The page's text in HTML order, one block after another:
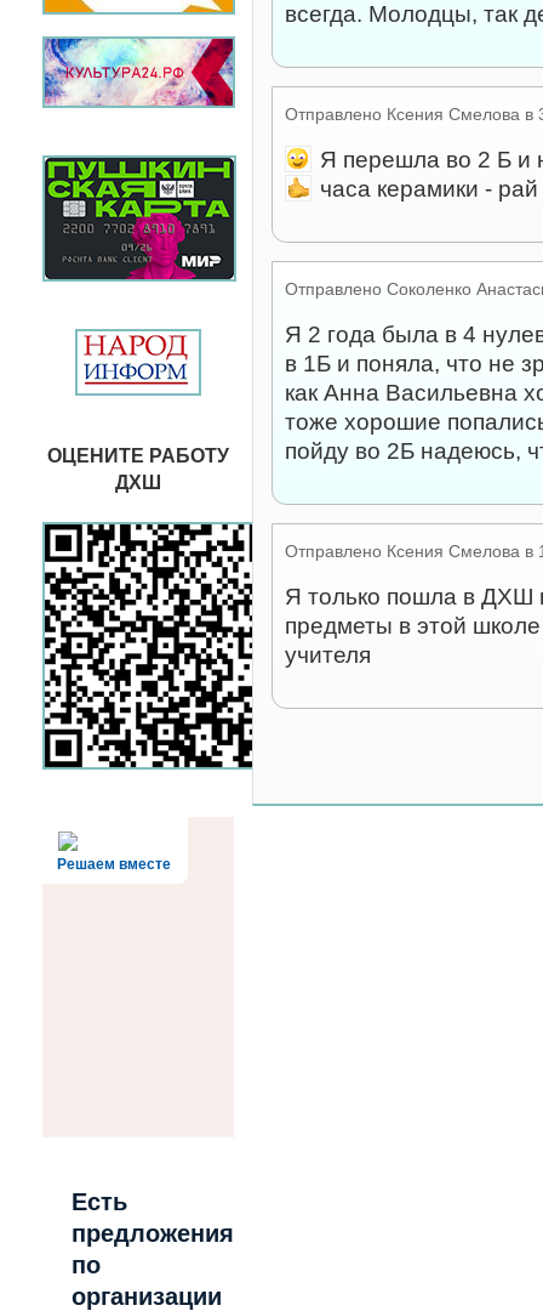
ОЦЕНИТЕ РАБОТУ
ДХШ
Решаем вместе
Есть
предложения
по
организации
всегда. Молодцы, так
Отправлено Ксения Смелова в
Я перешла во 2 Б и
часа керамики - рай
ОтправленоСоколенко
Я 2 года была в 4
в 1Б и поняла, что не
как Анна Васильевна
тоже хорошие
пойду во 2Б надеюсь,
Отправлено Ксения Смелова в
Я только пошла в ДХШ
предметы в этой
учителя